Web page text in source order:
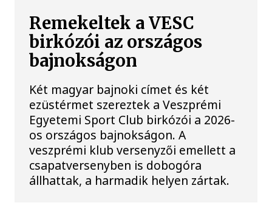
Remekeltek a VESC
birkózói az országos
bajnokságon
Két magyar bajnoki címet és két
ezüstérmet szereztek a Veszprémi
Egyetemi Sport Club birkózói a 2026-
os országos bajnokságon. A
veszprémi klub versenyzői emellett a
csapatversenyben is dobogóra
állhattak, a harmadik helyen zártak.